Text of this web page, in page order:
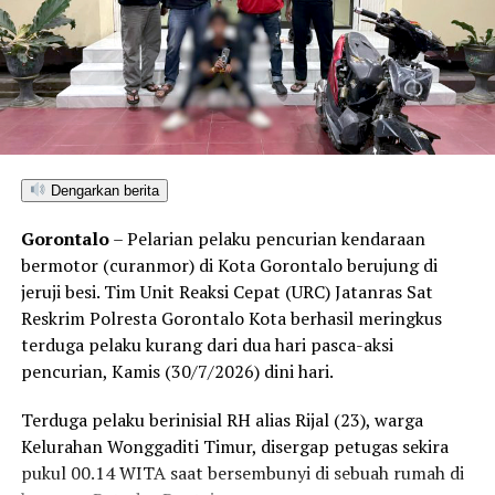
dua buah pipa karbon, tiga mata bor
jet hammer, serta
satu buah mangkuk plastik warna biru.
Selain menyegel lubang tambang dan mengamankan
barang bukti material serta alat pengolahan, petugas
turut menempelkan surat imbauan tertulis di sekitar
yang berlangsung.
Kendati saat tim tiba di lokasi tidak ditemukan adanya
aktivitas penambangan yang tengah berjalan, seluruh
rangkaian kegiatan penyelidikan berlangsung aman,
kondusif, dan tanpa hambatan.
Kombes Pol. Maruly menegaskan, Polda Gorontalo tidak
Pihaknya kini tengah melakukan penelusuran mendalam
terhadap pihak-pihak yang terafiliasi dengan aktivitas
tambang ilegal tersebut.
Dengarkan berita
Gorontalo– Pelarian pelaku pencurian kendaraan
bermotor (curanmor) di Kota Gorontalo berujung di
jeruji besi. Tim Unit Reaksi Cepat (URC) Jatanras Sat
Reskrim Polresta Gorontalo Kota berhasil meringkus
terduga pelaku kurang dari dua hari pasca-aksi
pencurian, Kamis (30/7/2026) dini hari.
Terduga pelaku berinisial RH alias Rijal (23), warga
Kelurahan Wonggaditi Timur, disergap petugas sekira
pukul 00.14 WITA saat bersembunyi di sebuah rumah di